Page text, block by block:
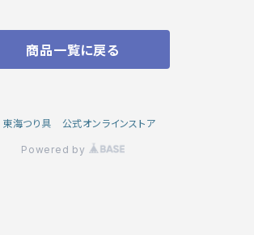
商品一覧に戻る
海つり具 公式オンラインストア
Powered by